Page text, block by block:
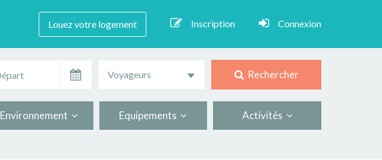
Louez votre logement Inscription Connexion
Voyageurs Rechercher
Environnement Equipements Activités